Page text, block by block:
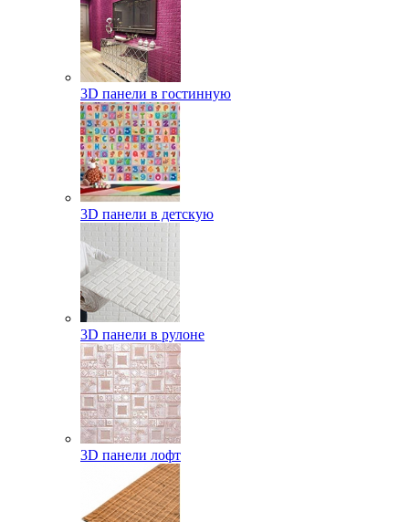
3D панели в гостинную
3D панели в детскую
3D панели в рулоне
3D панели лофт